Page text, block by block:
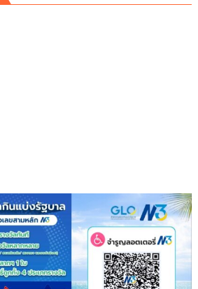
เฟ้น
เสนอ
โครงการ
วิจัย
เตรียม
ปั้น
ต่อ